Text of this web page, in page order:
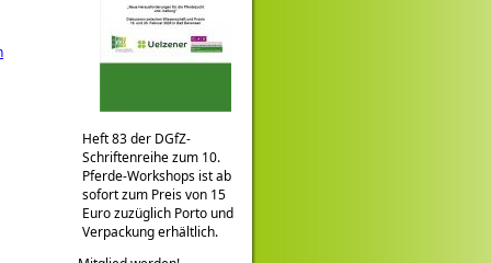
Heft 83 der DGfZ-
Schriftenreihe zum 10.
Pferde-Workshops ist ab
sofort zum Preis von 15
Euro zuzüglich Porto und
Verpackung erhältlich.